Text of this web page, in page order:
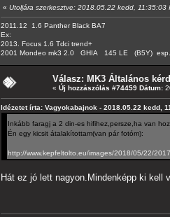
« Utoljára szerkesztve: 2018.05.22 kedd, 11:35:03
2011.12 1.6 Panther Black BA7
Ex:
2013. Focus 1.6 Tdci trend+
2001 Mondeo mk3 2.0 GHIA 145 LE (B5Y)
Válasz: MK3 Általános
« Új hozzászólás #74459 Dátum:
Idézetet írta: Vagyokabajnok - 2018.05.22 kedd,
Inkább faragj a 2 din-es hifihez,persze,ha van
Én egy kicsit átalakítottam(van pár fotóm):
http://www.kepfeltolto.eu/images/2018/05/22/
Hát ez jó lett nagyon.Mindenképp ki kell